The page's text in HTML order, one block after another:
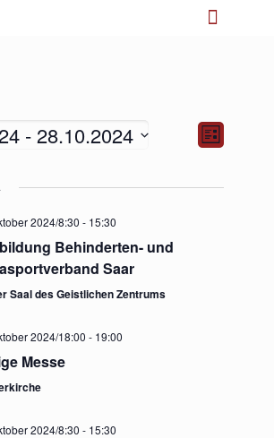
Ansichten-
Navigation
Ansichten-
Liste
- 28.10.2024
2024/8:30 - 15:30
Behinderten- und
Saar
Saal des Geistlichen Zentrums
2024/18:00 - 19:00
Messe
2024/8:30 - 15:30